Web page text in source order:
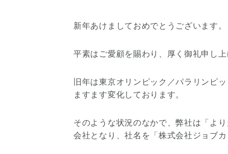
新年あけましておめでとうございます。
平素はご愛顧を賜わり、厚く御礼申し上
旧年は東京オリンピック／パラリンピ
ますます変化しております。
そのような状況のなかで、弊社は「よ
会社となり、社名を「株式会社ジョブ